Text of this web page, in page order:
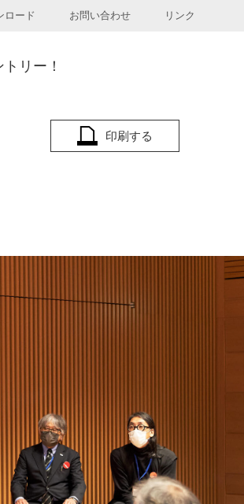
リー！
ロード お問い合わせ リンク
印刷する